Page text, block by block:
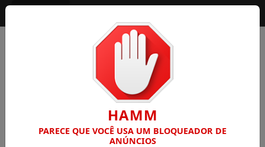
HAMM
PARECE QUE VOCÊ USA UM BLOQUEADOR DE
ANÚNCIOS